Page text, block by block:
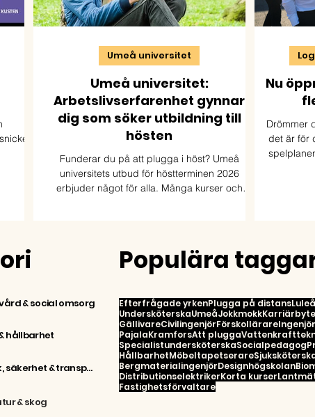
Umeå universitet:
Arbetslivserfarenhet gynnar
dig som söker utbildning till
hösten
Funderar du på att plugga i höst? Umeå
universitets utbud för höstterminen 2026
erbjuder något för alla. Många kurser och
Umeå universitet
Nu
Drömmer
det är för
& social omsorg
hållbarhet
Logistik, säkerhet & transport
& skog
Populära
Efterfrågade yrkenPlugga på distansLuleå
UndersköterskaUmeåJokkmokkKarriärbyte
GällivareCivilingenjörFörskollärareIngenjör
PajalaKramforsAtt plugga
SpecialistundersköterskaSocialpedagog
HållbarhetMöbeltapetserare
BergmaterialingenjörDesignhögskolan
DistributionselektrikerKorta kurser
Fastighetsförvaltare